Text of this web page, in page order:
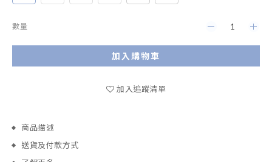
數量
加入購物車
加入追蹤清單
商品描述
送貨及付款方式